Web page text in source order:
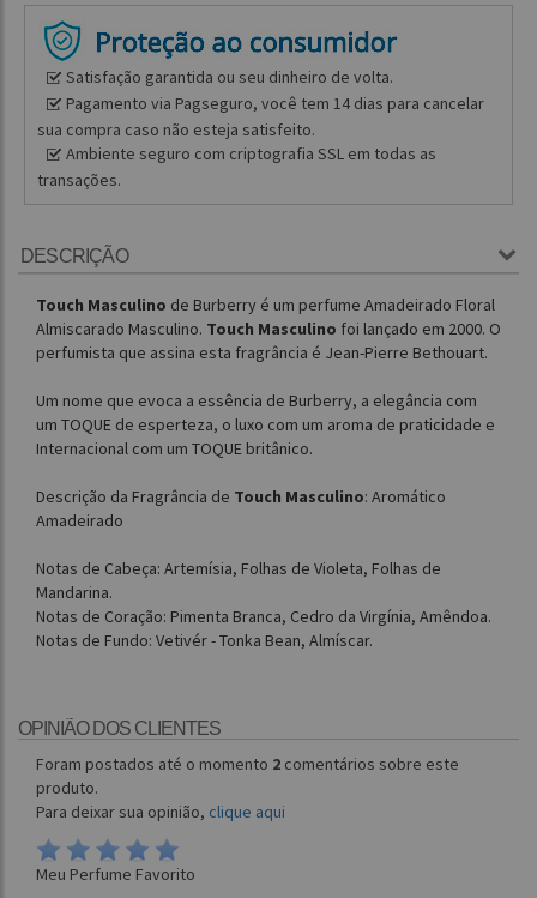
Satisfação garantida ou seu dinheiro de volta.
Pagamento via Pagseguro, você tem 14 dias para cancelar
sua compra caso não esteja satisfeito.
Ambiente seguro com criptografia SSL em todas as
transações.
DESCRIÇÃO
Touch Masculino de Burberry é um perfume Amadeirado Floral
Almiscarado Masculino. Touch Masculino foi lançado em 2000. O
perfumista que assina esta fragrância é Jean-Pierre Bethouart.
Um nome que evoca a essência de Burberry, a elegância com
um TOQUE de esperteza, o luxo com um aroma de praticidade e
Internacional com um TOQUE britânico.
Descrição da Fragrância de Touch Masculino: Aromático
Amadeirado
Notas de Cabeça: Artemísia, Folhas de Violeta, Folhas de
Mandarina.
Notas de Coração: Pimenta Branca, Cedro da Virgínia, Amêndoa.
Notas de Fundo: Vetivér - Tonka Bean, Almíscar.
OPINIÃO DOS CLIENTES
Foram postados até o momento 2 comentários sobre este
produto.
Para deixar sua opinião, clique aqui
Meu Perfume Favorito